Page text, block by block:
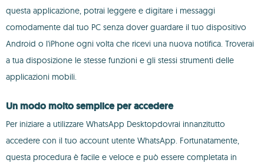
questa applicazione, potrai leggere e digitare i messaggi
comodamente dal tuo PC senza dover guardare il tuo dispositivo
Android o l'iPhone ogni volta che ricevi una nuova notifica. Troverai
a tua disposizione le stesse funzioni e gli stessi strumenti delle
applicazioni mobili.
Un modo molto semplice per accedere
Per iniziare a utilizzare WhatsApp Desktopdovrai innanzitutto
accedere con il tuo account utente WhatsApp. Fortunatamente,
questa procedura è facile e veloce e può essere completata in